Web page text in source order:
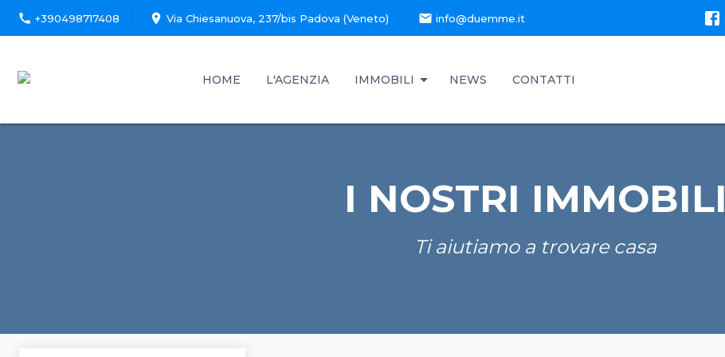
call +390498717408 location_on Via Chiesanuova, 237/bis Padova (Veneto) mail info@duemme.it
HOME L'AGENZIA IMMOBILI NEWS CONTATTI
I NOSTRI IMMOBILI
Ti aiutiamo a trovare casa